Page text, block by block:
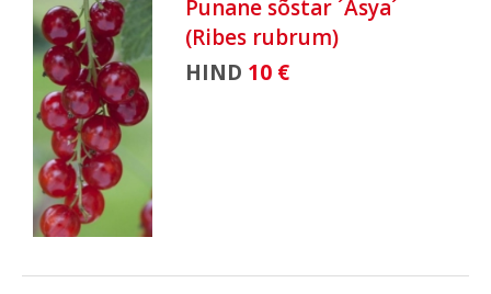
Punane sõstar ´Asya´
(Ribes rubrum)
HIND 10 €